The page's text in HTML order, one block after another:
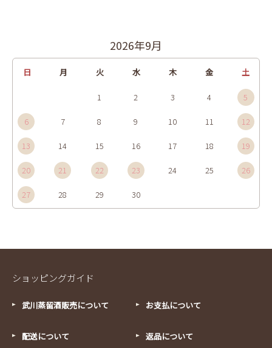
2026年9月
日 月 火 水 木 金 土
1 2 3 4 5
6 7 8 9 10 11 12
13 14 15 16 17 18 19
20 21 22 23 24 25 26
27 28 29 30
ショッピングガイド
武川蒸留酒販売について お支払について
配送について 返品について